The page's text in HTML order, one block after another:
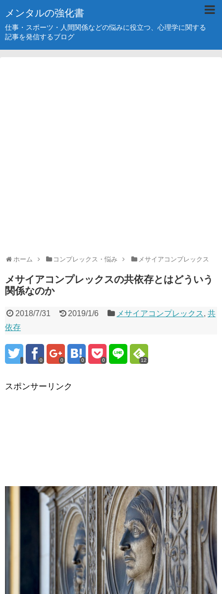
メンタルの強化書
仕事・スポーツ・人間関係などの悩みに役立つ、心理学に関する
記事を発信するブログ
ホーム コンプレックス・悩み メサイアコンプレックス
メサイアコンプレックスの共依存とはどういう
関係なのか
2018/7/31 2019/1/6 メサイアコンプレックス,共
依存
0 0 0 0 12
スポンサーリンク